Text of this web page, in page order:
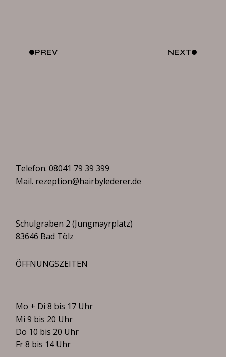
PREV NEXT
Telefon.08041 79 39 399
Mail. rezeption@hairbylederer.de
Schulgraben 2 (Jungmayrplatz)
83646 Bad Tölz
ÖFFNUNGSZEITEN
Mo + Di 8 bis 17 Uhr
Mi 9 bis 20 Uhr
Do 10 bis 20 Uhr
Fr 8 bis 14 Uhr